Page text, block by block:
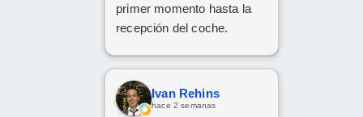
primer momento hasta la
recepción del coche.
nuestras consultas y nos
mantuvo constantemente
informados.
Ivan Rehins
hace 2 semanas